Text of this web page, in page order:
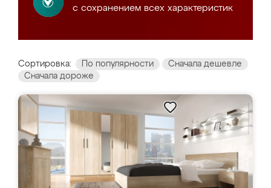
с сохранением всех характеристик
Сортировка: По популярности
Сначала дешевле
Сначала дороже